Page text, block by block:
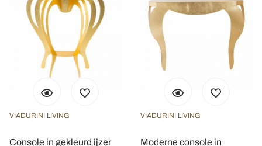
VIADURINI LIVING
Console in gekleurd ijzer
VIADURINI LIVING
Moderne console in